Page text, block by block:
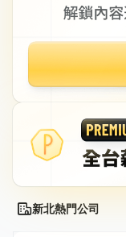
新北熱門公司